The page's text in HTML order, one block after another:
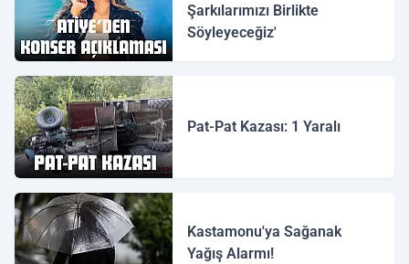
Şarkılarımızı Birlikte
Söyleyeceğiz'
Pat-Pat Kazası: 1 Yaralı
Kastamonu'ya Sağanak
Yağış Alarmı!